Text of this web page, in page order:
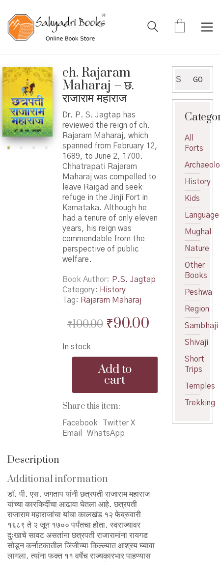
ch. Rajaram
Maharaj – छ.
राजाराम महाराज
Dr. P. S. Jagtap has
reviewed the reign of ch.
Rajaram Maharaj, which
spanned from February 12,
1689, to June 2, 1700.
Chhatrapati Rajaram
Maharaj was compelled to
leave Raigad and seek
refuge in the Jinji Fort in
Karnataka. Although he
had a tenure of only eleven
years, his reign was
commendable from the
perspective of public
welfare.
Book Author
P.S. Jagtap
Category: History
Tag: Rajaram Maharaj
₹100.00 Original
was:
₹100.00.
₹90.00Current
is:
₹90.00.
In stock
छ.
महाराज
quantity
Add to
cart
Share this item:
Facebook
Twitter X
Email
WhatsApp
Description
Additional information
डॉ. पी. एस. जगताप यांनी छत्रपती राजाराम महाराज
यांच्या कारकिर्दीचा आढावा घेतला आहे. छत्रपती
राजाराम महाराजांचा यांचा कालखंड १२ फेब्रुवारी
१६८९ ते २ जून १७०० पर्यंतचा होता. स्वराज्यावर
दुःखाचे सावट असतांना छत्रपती राजारामांना रायगड
सोडून कर्नाटकातील जिंजीच्या किल्ल्यात आश्रय घ्यावा
लागला. त्यांना फक्त ११ वर्षेच राज्यकारभार पाहण्यास
for:
GO
All
Forts
History
Kids
Language
Mughal
Nature
Other
Books
Peshwa
Region
Sambhaji
Shivaji
Short
Trips
Temples
Trekking